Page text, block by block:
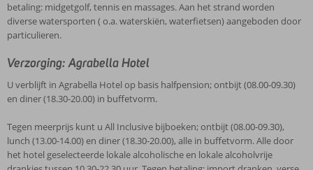
betaling: midgetgolf, tennis en massages. Aan het strand worden
diverse watersporten ( o.a. waterskiën, waterfietsen) aangeboden door
particulieren.
Verzorging: Agrabella Hotel
U verblijft in Agrabella Hotel op basis halfpension; ontbijt (08.00-09.30)
en diner (18.30-20.00) in buffetvorm.
Tegen meerprijs kunt u All Inclusive bijboeken; ontbijt (08.00-09.30),
lunch (13.00-14.00) en diner (18.30-20.00), alle in buffetvorm. Alle door
het hotel geselecteerde lokale alcoholische en lokale alcoholvrije